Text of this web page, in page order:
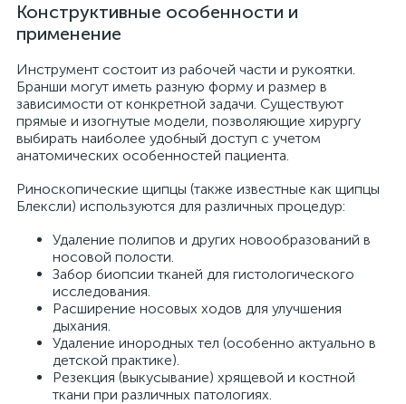
Конструктивные особенности и
применение
Инструмент состоит из рабочей части и рукоятки.
Бранши могут иметь разную форму и размер в
зависимости от конкретной задачи. Существуют
прямые и изогнутые модели, позволяющие хирургу
выбирать наиболее удобный доступ с учетом
анатомических особенностей пациента.
Риноскопические щипцы (также известные как щипцы
Блексли) используются для различных процедур:
Удаление полипов и других новообразований в
носовой полости.
Забор биопсии тканей для гистологического
исследования.
Расширение носовых ходов для улучшения
дыхания.
Удаление инородных тел (особенно актуально в
детской практике).
Резекция (выкусывание) хрящевой и костной
ткани при различных патологиях.